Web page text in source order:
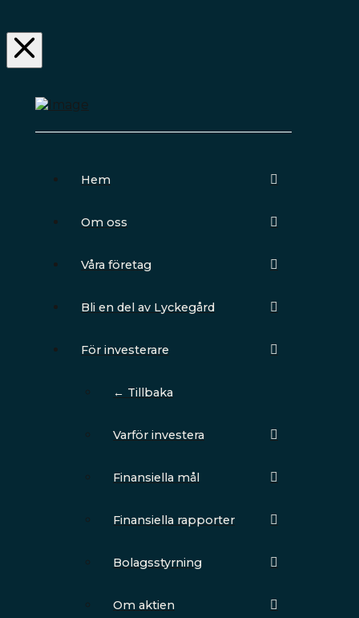
Hem
Om oss
Våra företag
Bli en del av Lyckegård
För investerare
← Tillbaka
Varför investera
Finansiella mål
Finansiella rapporter
Bolagsstyrning
Om aktien